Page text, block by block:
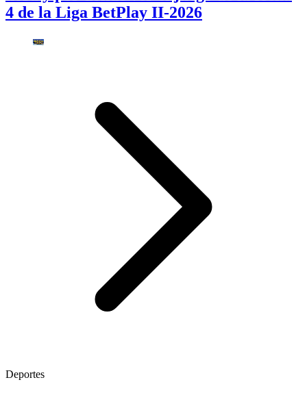
4 de la Liga BetPlay II-2026
Deportes